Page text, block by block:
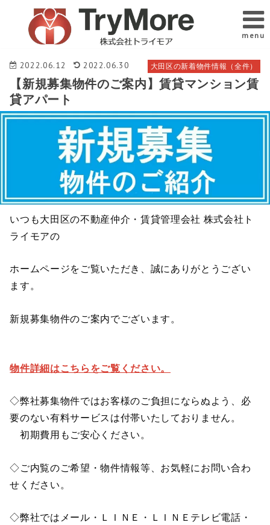
menu
大田区の新着物件情報（全件）
2022.06.12 2022.06.30
【新規募集物件のご案内】賃貸マンション賃
貸アパート
いつも大田区の不動産仲介・賃貸管理会社 株式会社ト
ライモアの
ホームページをご覧いただき、誠にありがとうござい
ます。
新規募集物件のご案内でございます。
物件詳細はこちらをご覧ください。
◇弊社募集物件ではお客様のご負担にならぬよう、必
要のない有料サービスは付帯いたしておりません。
初期費用もご安心ください。
◇ご内覧のご希望・物件情報等、お気軽にお問い合わ
せください。
◇弊社ではメール・ＬＩＮＥ・ＬＩＮＥテレビ電話・